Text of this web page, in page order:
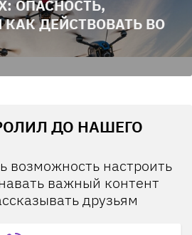
ОПАСНОСТЬ,
КАК ДЕЙСТВОВАТЬ ВО
ДО НАШЕГО
возможность настроить
важный контент
друзьям